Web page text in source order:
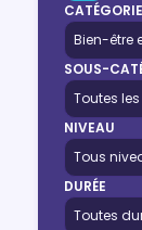
CATÉGORIE
SOUS-
NIVEAU
DURÉE